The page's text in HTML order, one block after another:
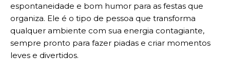
espontaneidade e bom humor para as festas que
organiza. Ele é o tipo de pessoa que transforma
qualquer ambiente com sua energia contagiante,
sempre pronto para fazer piadas e criar momentos
leves e divertidos.